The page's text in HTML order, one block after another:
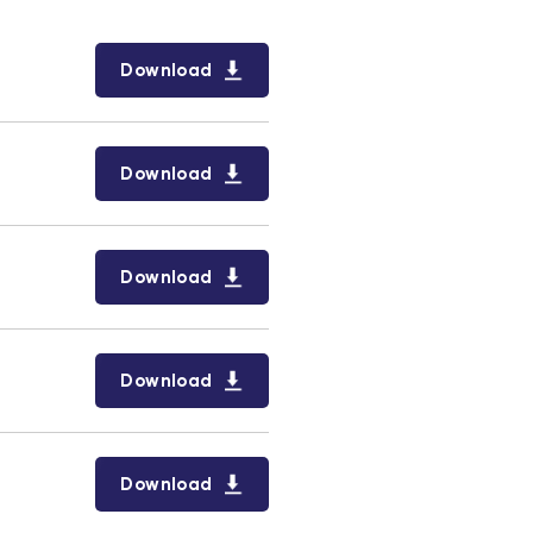
Download
Download
Download
Download
Download